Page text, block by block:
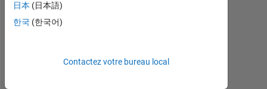
RANG
48
日本 (日本語)
한국 (한국어)
Contactez votre bureau local